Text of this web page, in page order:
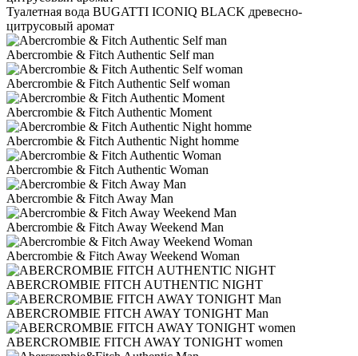
Туалетная вода BUGATTI ICONIQ BLACK древесно-
цитрусовый аромат
Abercrombie & Fitch Authentic Self man
Abercrombie & Fitch Authentic Self woman
Abercrombie & Fitch Authentic Moment
Abercrombie & Fitch Authentic Night homme
Abercrombie & Fitch Authentic Woman
Abercrombie & Fitch Away Man
Abercrombie & Fitch Away Weekend Man
Abercrombie & Fitch Away Weekend Woman
ABERCROMBIE FITCH AUTHENTIC NIGHT
ABERCROMBIE FITCH AWAY TONIGHT Man
ABERCROMBIE FITCH AWAY TONIGHT women